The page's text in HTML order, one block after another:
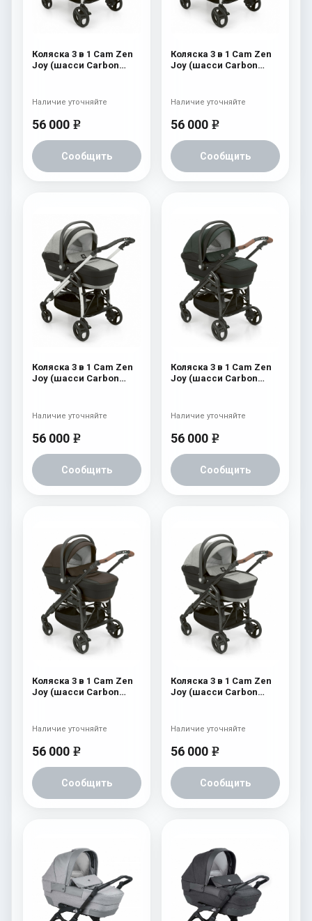
Коляска 3 в 1 Cam Zen
Joy (шасси Carbon
56 000 e
Сообщить
Наличие уточняйте
Коляска 3 в 1 Cam Zen
Joy (шасси Carbon
56 000 e
Сообщить
Наличие уточняйте
Коляска 3 в 1 Cam Zen
Joy (шасси Carbon
56 000 e
Сообщить
Наличие уточняйте
Коляска 3 в 1 Cam Zen
Joy (шасси Carbon
56 000 e
Сообщить
Наличие уточняйте
Коляска 3 в 1 Cam Zen
Joy (шасси Carbon
56 000 e
Сообщить
Наличие уточняйте
Коляска 3 в 1 Cam Zen
Joy (шасси Carbon
56 000 e
Сообщить
Наличие уточняйте